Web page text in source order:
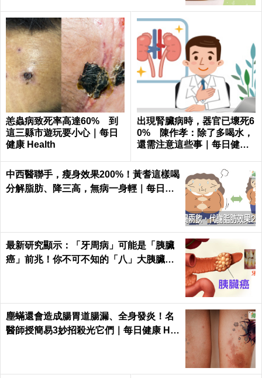
恙蟲病致死率高達60% 到
這三縣市遊玩要小心｜每日
健康 Health
出現腎臟病時，器官已壞死6
0% 陳作孝：除了多喝水，
還需注意這些事｜每日健康
中西醫聯手，瘦身效果200%！黃耆這樣喝
分解脂肪、降三高，無病一身輕｜每日健
最新研究顯示：「牙周病」可能是「胰臟
癌」前兆！你不可不知的「八」大胰臟癌
塵蟎還會造成腸胃道腸漏、全身發炎！名
醫師授簡易3妙招殺光它們｜每日健康 He